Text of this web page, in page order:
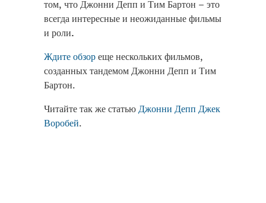
orologi replica
том, что Джонни Депп и Тим Бартон – это
всегда интересные и неожиданные фильмы
и роли.
Ждите обзореще нескольких фильмов,
созданных тандемом Джонни Депп и Тим
Бартон.
Читайте так же статьюДжонни Депп Джек
Воробей.